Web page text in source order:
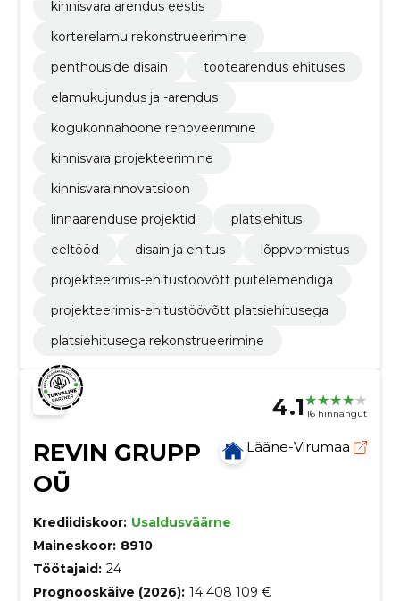
kinnisvara arendus eestis
korterelamu rekonstrueerimine
penthouside disain
tootearendus ehituses
elamukujundus ja -arendus
kogukonnahoone renoveerimine
kinnisvara projekteerimine
kinnisvarainnovatsioon
linnaarenduse projektid
platsiehitus
eeltööd
disain ja ehitus
lõppvormistus
projekteerimis-ehitustöövõtt puitelemendiga
projekteerimis-ehitustöövõtt platsiehitusega
platsiehitusega rekonstrueerimine
4.1 16 hinnangut
REVIN GRUPP
OÜ
Lääne-Virumaa
Krediidiskoor: Usaldusväärne
Maineskoor: 8910
Töötajaid: 24
Prognooskäive (2026): 14 408 109 €